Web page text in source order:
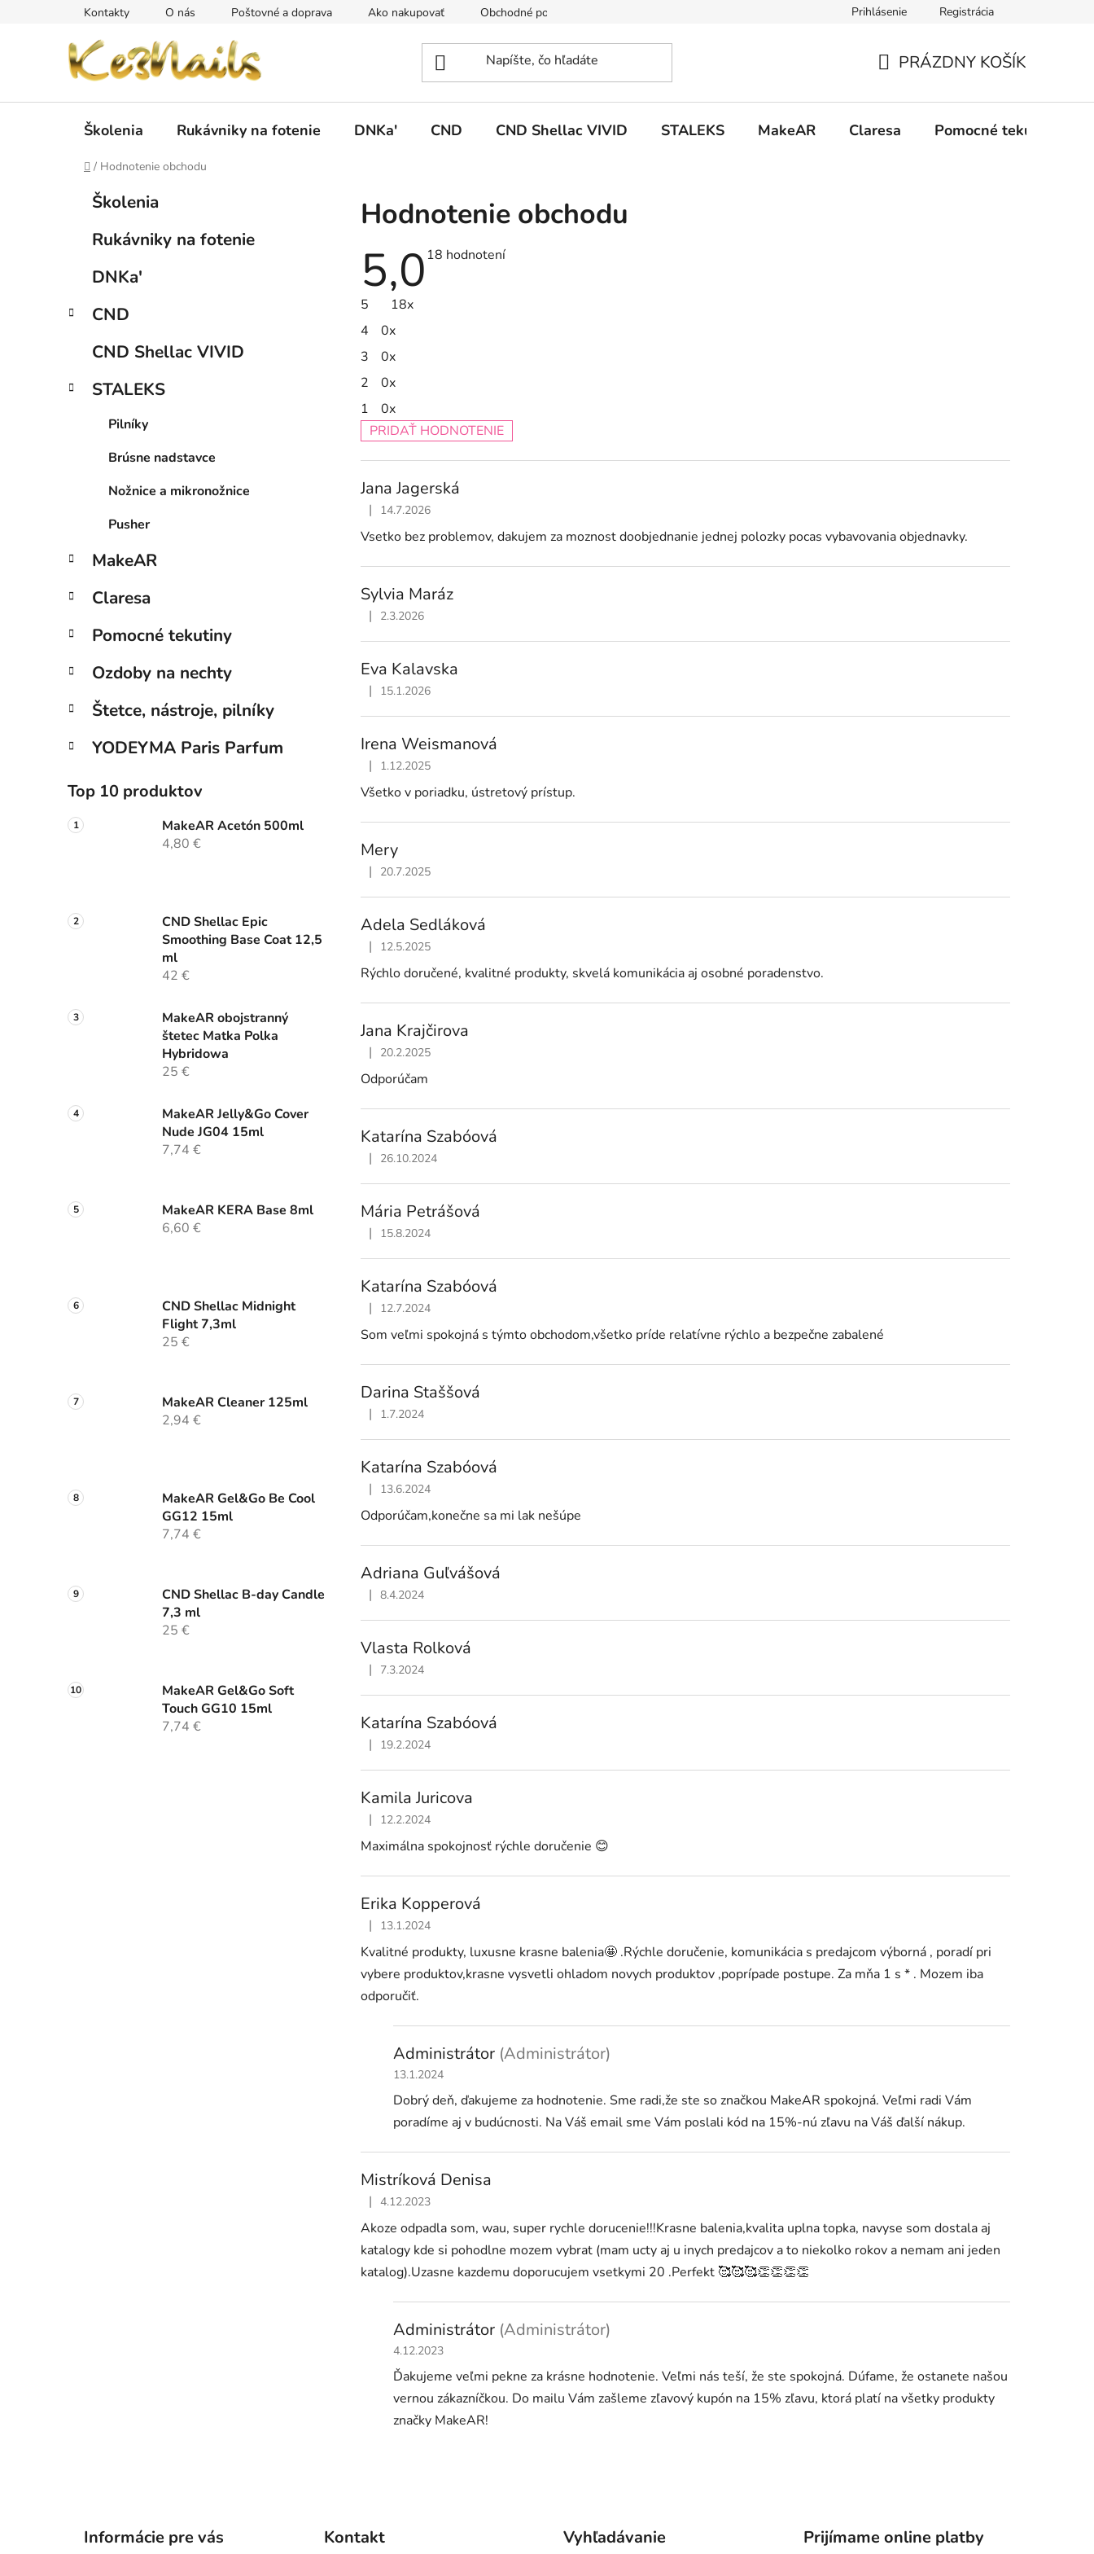
Kontakty O nás Poštovné a doprava Ako nakupovať Obchodné podmienky Formulár na odstúpenie od zmluvy
Prihlásenie Registrácia
KOŠÍK
PRÁZDNY KOŠÍK
Školenia Rukávniky na fotenie DNKa' CND CND Shellac VIVID STALEKS MakeAR Claresa Pomocné tekutiny
Domov
/ Hodnotenie obchodu
a
l
Preskočiť
kategórie
i
Školenia
Rukávniky na fotenie
DNKa'
CND
CND Shellac VIVID
STALEKS
Pilníky
Brúsne nadstavce
Nožnice a mikronožnice
Pusher
MakeAR
Claresa
Pomocné tekutiny
Ozdoby na nechty
Štetce, nástroje, pilníky
YODEYMA Paris Parfum
Top 10 produktov
MakeAR Acetón 500ml
4,80 €
CND Shellac Epic
Smoothing Base Coat 12,5
ml
42 €
MakeAR obojstranný
štetec Matka Polka
Hybridowa
25 €
MakeAR Jelly&Go Cover
Nude JG04 15ml
7,74 €
MakeAR KERA Base 8ml
6,60 €
CND Shellac Midnight
Flight 7,3ml
25 €
MakeAR Cleaner 125ml
2,94 €
MakeAR Gel&Go Be Cool
GG12 15ml
7,74 €
CND Shellac B-day Candle
7,3 ml
25 €
MakeAR Gel&Go Soft
Touch GG10 15ml
7,74 €
Hodnotenie obchodu
5,0 Priemerné
18 hodnotení
5
18x
4
0x
3
0x
2
0x
1
0x
PRIDAŤ HODNOTENIE
p
s
d
n
o
t
e
n
Jana Jagerská
Hodnotenie obchodu je 5 z 5 hviezdičiek.
| 14.7.2026
Vsetko bez problemov, dakujem za moznost doobjednanie jednej polozky pocas vybavovania objednavky.
Sylvia Maráz
Hodnotenie obchodu je 5 z 5 hviezdičiek.
| 2.3.2026
Eva Kalavska
Hodnotenie obchodu je 5 z 5 hviezdičiek.
| 15.1.2026
Irena Weismanová
Hodnotenie obchodu je 5 z 5 hviezdičiek.
| 1.12.2025
Všetko v poriadku, ústretový prístup.
Mery
Hodnotenie obchodu je 5 z 5 hviezdičiek.
| 20.7.2025
Adela Sedláková
Hodnotenie obchodu je 5 z 5 hviezdičiek.
| 12.5.2025
Rýchlo doručené, kvalitné produkty, skvelá komunikácia aj osobné poradenstvo.
Jana Krajčirova
Hodnotenie obchodu je 5 z 5 hviezdičiek.
| 20.2.2025
Odporúčam
Katarína Szabóová
Hodnotenie obchodu je 5 z 5 hviezdičiek.
| 26.10.2024
Mária Petrášová
Hodnotenie obchodu je 5 z 5 hviezdičiek.
| 15.8.2024
Katarína Szabóová
Hodnotenie obchodu je 5 z 5 hviezdičiek.
| 12.7.2024
Som veľmi spokojná s týmto obchodom,všetko príde relatívne rýchlo a bezpečne zabalené
Darina Staššová
Hodnotenie obchodu je 5 z 5 hviezdičiek.
| 1.7.2024
Katarína Szabóová
Hodnotenie obchodu je 5 z 5 hviezdičiek.
| 13.6.2024
Odporúčam,konečne sa mi lak nešúpe
Adriana Guľvášová
Hodnotenie obchodu je 5 z 5 hviezdičiek.
| 8.4.2024
Vlasta Rolková
Hodnotenie obchodu je 5 z 5 hviezdičiek.
| 7.3.2024
Katarína Szabóová
Hodnotenie obchodu je 5 z 5 hviezdičiek.
| 19.2.2024
Kamila Juricova
Hodnotenie obchodu je 5 z 5 hviezdičiek.
| 12.2.2024
Maximálna spokojnosť rýchle doručenie 😊
Erika Kopperová
Hodnotenie obchodu je 5 z 5 hviezdičiek.
| 13.1.2024
Kvalitné produkty, luxusne krasne balenia🤩 .Rýchle doručenie, komunikácia s predajcom výborná , poradí pri
vybere produktov,krasne vysvetli ohladom novych produktov ,poprípade postupe. Za mňa 1 s * . Mozem iba
odporučiť.
Administrátor (Administrátor)
13.1.2024
Dobrý deň, ďakujeme za hodnotenie. Sme radi,že ste so značkou MakeAR spokojná. Veľmi radi Vám
poradíme aj v budúcnosti. Na Váš email sme Vám poslali kód na 15%-nú zľavu na Váš ďalší nákup.
Mistríková Denisa
Hodnotenie obchodu je 5 z 5 hviezdičiek.
| 4.12.2023
Akoze odpadla som, wau, super rychle dorucenie!!!Krasne balenia,kvalita uplna topka, navyse som dostala aj
katalogy kde si pohodlne mozem vybrat (mam ucty aj u inych predajcov a to niekolko rokov a nemam ani jeden
katalog).Uzasne kazdemu doporucujem vsetkymi 20 .Perfekt 🥰🥰🥰👏👏👏👏
Administrátor (Administrátor)
4.12.2023
Ďakujeme veľmi pekne za krásne hodnotenie. Veľmi nás teší, že ste spokojná. Dúfame, že ostanete našou
vernou zákazníčkou. Do mailu Vám zašleme zľavový kupón na 15% zľavu, ktorá platí na všetky produkty
značky MakeAR!
Informácie pre vás Kontakt Vyhľadávanie Prijímame online platby